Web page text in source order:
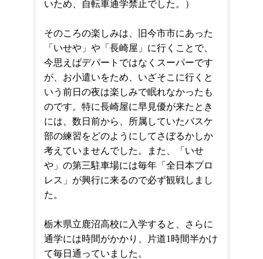
いため、自転車通学禁止でした。）
そのころの楽しみは、旧今市市にあった
「いせや」や「長崎屋」に行くことで、
今思えばデパートではなくスーパーです
が、お小遣いをため、いざそこに行くと
いう前日の夜は楽しみで眠れなかったも
のです。特に長崎屋に早見優が来たとき
には、数日前から、所属していたバスケ
部の練習をどのようにしてさぼるかしか
考えていませんでした。また、「いせ
や」の第三駐車場には毎年「全日本プロ
レス」が興行に来るので必ず観戦しまし
た。
栃木県立鹿沼高校に入学すると、さらに
通学には時間がかかり、片道1 時間半かけ
て毎日通っていました。